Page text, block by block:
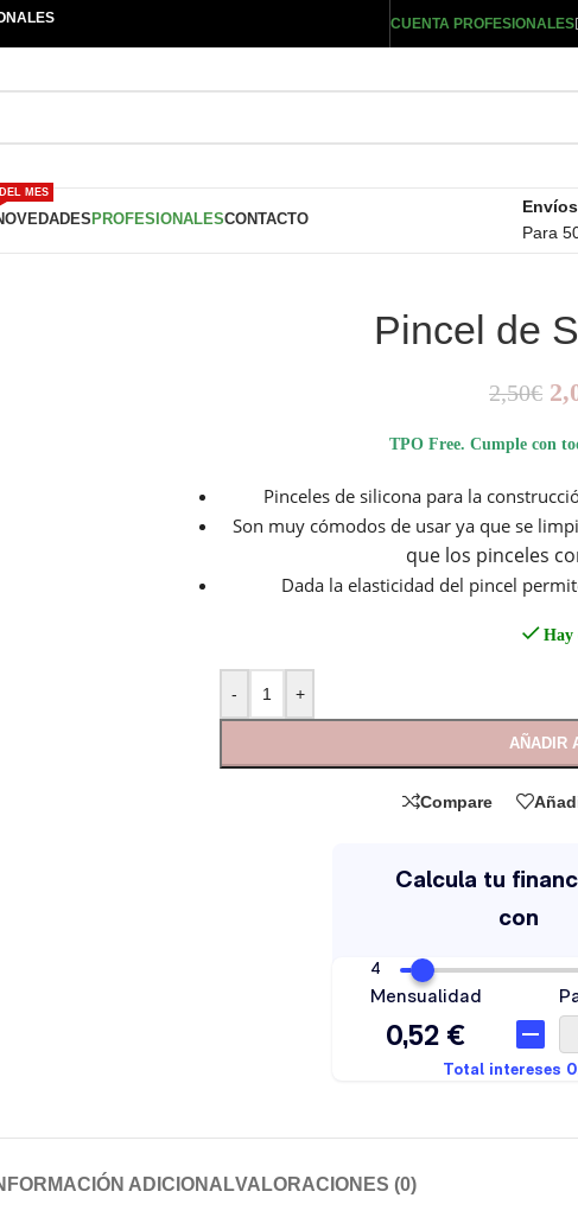
CUENTA PROFESIONALES
DEL MES
PROFESIONALESCONTACTO
Para
Pincel de
2,50€
TPO Free. Cumple con
Pinceles de silicona para la
Son muy cómodos de usar ya que se
que los pinceles
Dada la elasticidad del pincel
Hay
- +
AÑADIR
Compare
ADICIONALVALORACIONES (0)